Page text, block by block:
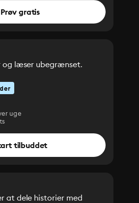
Prøv gratis
og læser ubegrænset.
uge
tilbuddet
at dele historier med